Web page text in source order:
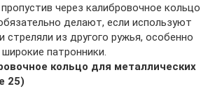
через калибровочное кольцо
делают, если используют
стреляли из другого ружья, особенно
патронники.
кольцо для металлических
25)